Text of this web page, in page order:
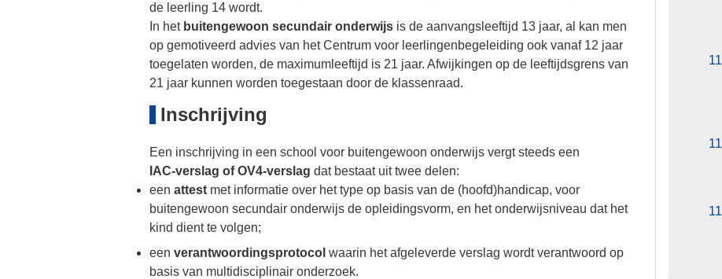
de leerling 14 wordt.
In het buitengewoon secundair onderwijs is de aanvangsleeftijd 13 jaar, al kan men
op gemotiveerd advies van het Centrum voor leerlingenbegeleiding ook vanaf 12 jaar
toegelaten worden, de maximumleeftijd is 21 jaar. Afwijkingen op de leeftijdsgrens van
21 jaar kunnen worden toegestaan door de klassenraad.
Inschrijving
Een inschrijving in een school voor buitengewoon onderwijs vergt steeds een
IAC-verslag of OV4-verslag dat bestaat uit twee delen:
een attest met informatie over het type op basis van de (hoofd)handicap, voor
buitengewoon secundair onderwijs de opleidingsvorm, en het onderwijsniveau dat het
kind dient te volgen;
een verantwoordingsprotocol waarin het afgeleverde verslag wordt verantwoord op
basis van multidisciplinair onderzoek.